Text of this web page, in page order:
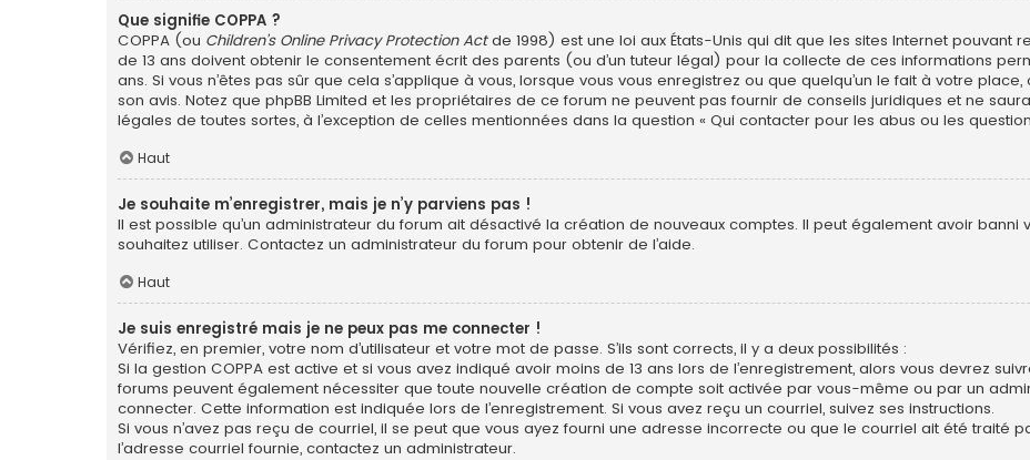
Que signifie COPPA ?
COPPA (ou Children’s Online Privacy Protection Actde 1998) est une loi aux États-Unis qui dit que les sites Internet pouvant
de 13 ans doivent obtenir le consentement écrit des parents (ou d’un tuteur légal) pour la collecte de ces informations
ans. Si vous n’êtes pas sûr que cela s’applique à vous, lorsque vous vous enregistrez ou que quelqu’un le fait à votre
son avis. Notez que phpBB Limited et les propriétaires de ce forum ne peuvent pas fournir de conseils juridiques et ne
légales de toutes sortes, à l’exception de celles mentionnées dans la question « Qui contacter pour les abus ou les
Haut
Je souhaite m’enregistrer, mais je n’y parviens pas !
Il est possible qu’un administrateur du forum ait désactivé la création de nouveaux comptes. Il peut également avoir banni
souhaitez utiliser. Contactez un administrateur du forum pour obtenir de l’aide.
Haut
Je suis enregistré mais je ne peux pas me connecter !
Vérifiez, en premier, votre nom d’utilisateur et votre mot de passe. S’ils sont corrects, il y a deux possibilités :
Si la gestion COPPA est active et si vous avez indiqué avoir moins de 13 ans lors de l’enregistrement, alors vous devrez
forums peuvent également nécessiter que toute nouvelle création de compte soit activée par vous-même ou par un
connecter. Cette information est indiquée lors de l’enregistrement. Si vous avez reçu un courriel, suivez ses instructions.
Si vous n’avez pas reçu de courriel, il se peut que vous ayez fourni une adresse incorrecte ou que le courriel ait été traité
l’adresse courriel fournie, contactez un administrateur.